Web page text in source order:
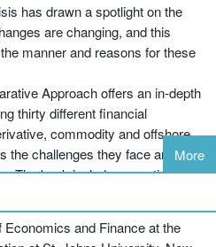
has drawn a spotlight on the
are changing, and this
manner and reasons for these
Approach offers an in-depth
thirty different financial
commodity and offshore
the challenges they face and the
The book includes a pertinent
examining a number of
More
and Finance at the